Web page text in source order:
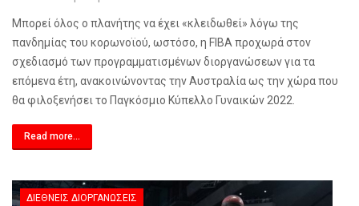
Μπορεί όλος ο πλανήτης να έχει «κλειδωθεί» λόγω της
πανδημίας του κορωνοϊού, ωστόσο, η FIBA προχωρά στον
σχεδιασμό των προγραμματισμένων διοργανώσεων για τα
επόμενα έτη, ανακοινώνοντας την Αυστραλία ως την χώρα που
θα φιλοξενήσει το Παγκόσμιο Κύπελλο Γυναικών 2022.
Read more...
ΔΙΕΘΝΕΊΣ ΔΙΟΡΓΑΝΏΣΕΙΣ